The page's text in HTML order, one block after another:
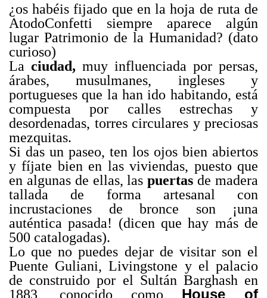
¿os habéis fijado que en la hoja de ruta de
AtodoConfetti siempre aparece algún
lugar Patrimonio de la Humanidad? (dato
curioso)
La ciudad, muy influenciada por persas,
árabes, musulmanes, ingleses y
portugueses que la han ido habitando, está
compuesta por calles estrechas y
desordenadas, torres circulares y preciosas
mezquitas.
Si das un paseo, ten los ojos bien abiertos
y fíjate bien en las viviendas, puesto que
en algunas de ellas, laspuertas de madera
tallada de forma artesanal con
incrustaciones de bronce son ¡una
auténtica pasada! (dicen que hay más de
500 catalogadas).
Lo que no puedes dejar de visitar son el
Puente Guliani, Livingstone y el palacio
de construido por el Sultán Barghash en
1883, conocido como House of